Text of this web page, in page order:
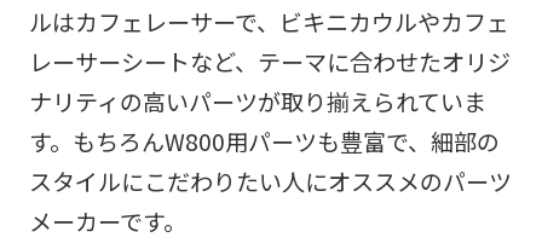
ルはカフェレーサーで、ビキニカウルやカフェ
レーサーシートなど、テーマに合わせたオリジ
ナリティの高いパーツが取り揃えられていま
す。もちろんW800用パーツも豊富で、細部の
スタイルにこだわりたい人にオススメのパーツ
メーカーです。